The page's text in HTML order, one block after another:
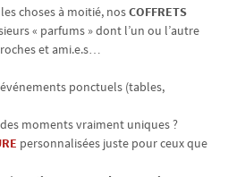
choses à moitié, nosCOFFRETS
« parfums » dont l’un ou l’autre
et ami.e.s…
ponctuels (tables,
moments vraiment uniques ?
personnalisées juste pour ceux que